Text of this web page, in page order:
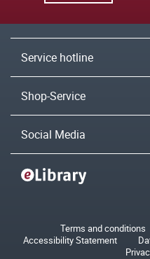
Service hotline
Shop-Service
Social Media
Terms and conditions
Accessibility Statement